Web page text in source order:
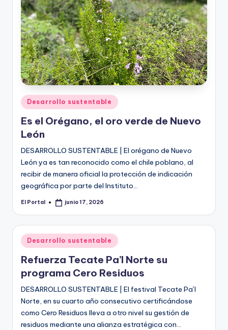
Publicado
en
Desarrollo sustentable
Es el Orégano, el oro verde de Nuevo
León
DESARROLLO SUSTENTABLE | El orégano de Nuevo
León ya es tan reconocido como el chile poblano, al
recibir de manera oficial la protección de indicación
geográfica por parte del Instituto…
Publicado
El Portal junio 17, 2026
Publicado
en
Desarrollo sustentable
Refuerza Tecate Pa’l Norte su
programa Cero Residuos
DESARROLLO SUSTENTABLE | El festival Tecate Pa´l
Norte, en su cuarto año consecutivo certificándose
como Cero Residuos lleva a otro nivel su gestión de
residuos mediante una alianza estratégica con…